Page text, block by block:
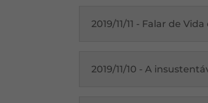
2019/11/11 - Falar de Vida
2019/11/10 - A